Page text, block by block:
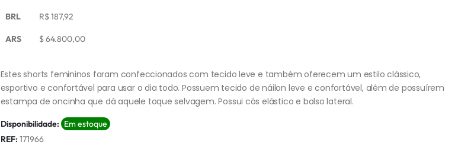
BRL R$187,92
ARS $64.800,00
Estes shorts femininos foram confeccionados com tecido leve e também oferecem um estilo clássico,
esportivo e confortável para usar o dia todo. Possuem tecido de náilon leve e confortável, além de possuírem
estampa de oncinha que dá aquele toque selvagem. Possui cós elástico e bolso lateral.
Disponibilidade: Em estoque
REF: 171966